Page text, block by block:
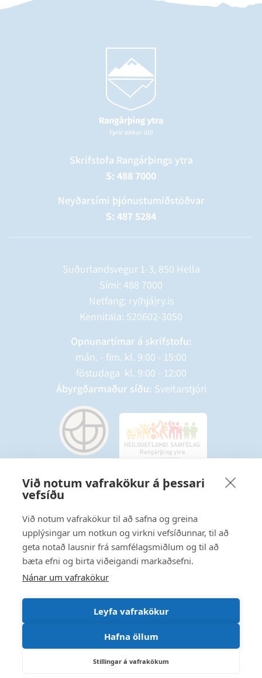
Við notum vafrakökur á þessari
vefsíðu
Við notum vafrakökur til að safna og greina
upplýsingar um notkun og virkni vefsíðunnar, til að
geta notað lausnir frá samfélagsmiðlum og til að
bæta efni og birta viðeigandi markaðsefni.
Nánar um vafrakökur
Leyfa vafrakökur
Hafna öllum
Stillingar á vafrakökum
Skrifstofa Rangárþings ytra
S: 488 7000
Neyðarsími þjónustumiðstöðvar
S: 487 5284
Suðurlandsvegur 1-3, 850 Hella
Sími: 488 7000
Netfang: ry(hjá)ry.is
Kennitala: 520602-3050
Opnunartímar á skrifstofu:
mán. - fim. kl. 9:00 - 15:00
föstudaga kl. 9:00 - 12:00
Ábyrgðarmaður síðu: Sveitarstjóri
Starfsmannavefur
Hafðu samband
Ritstjórnarstefna
Fylgstu með á Facebook